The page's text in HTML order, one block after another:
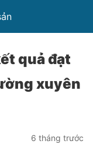
quả đạt
xuyên
6 tháng trước